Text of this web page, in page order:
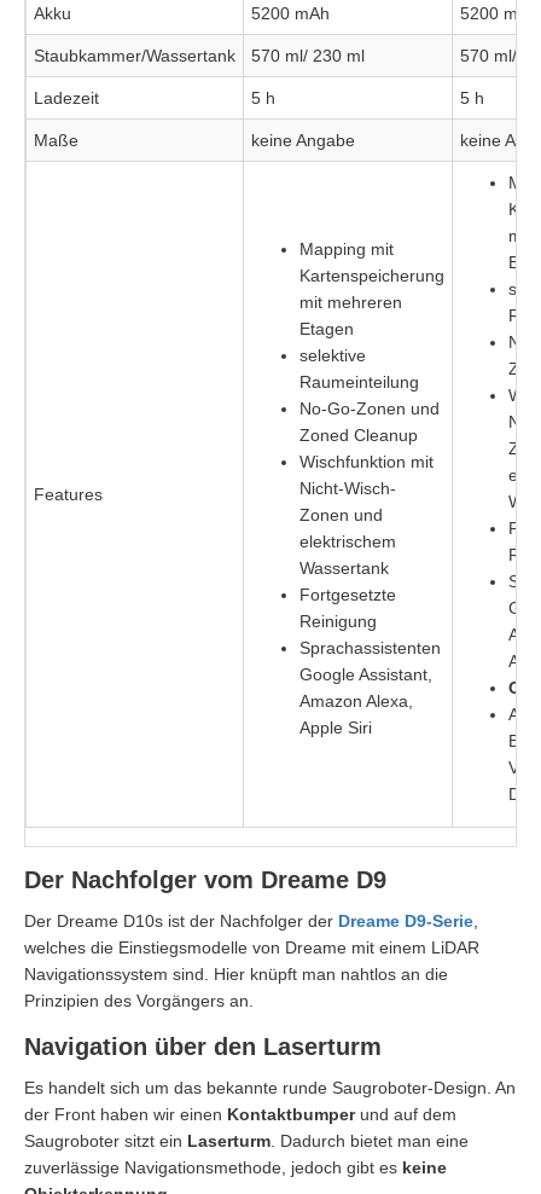
Akku 5200 mAh 5200 mAh
Staubkammer/Wassertank 570 ml/ 230 ml 570 ml/
Ladezeit 5 h 5 h
Maße keine Angabe keine
Features
Mapping mit
Kartenspeicherung
mit mehreren
Etagen
selektive
Raumeinteilung
No-Go-Zonen und
Zoned Cleanup
Wischfunktion mit
Nicht-Wisch-
Zonen und
elektrischem
Wassertank
Fortgesetzte
Reinigung
Sprachassistenten
Google Assistant,
Amazon Alexa,
Apple Siri
mit
No-
Der Nachfolger vom Dreame D9
Der Dreame D10s ist der Nachfolger der Dreame D9-Serie
welches die Einstiegsmodelle von Dreame mit einem LiDAR
Navigationssystem sind. Hier knüpft man nahtlos an die
Prinzipien des Vorgängers an.
Navigation über den Laserturm
Es handelt sich um das bekannte runde Saugroboter-Design. An
der Front haben wir einen Kontaktbumperund auf dem
Saugroboter sitzt ein Laserturm . Dadurch bietet man eine
zuverlässige Navigationsmethode, jedoch gibt es keine